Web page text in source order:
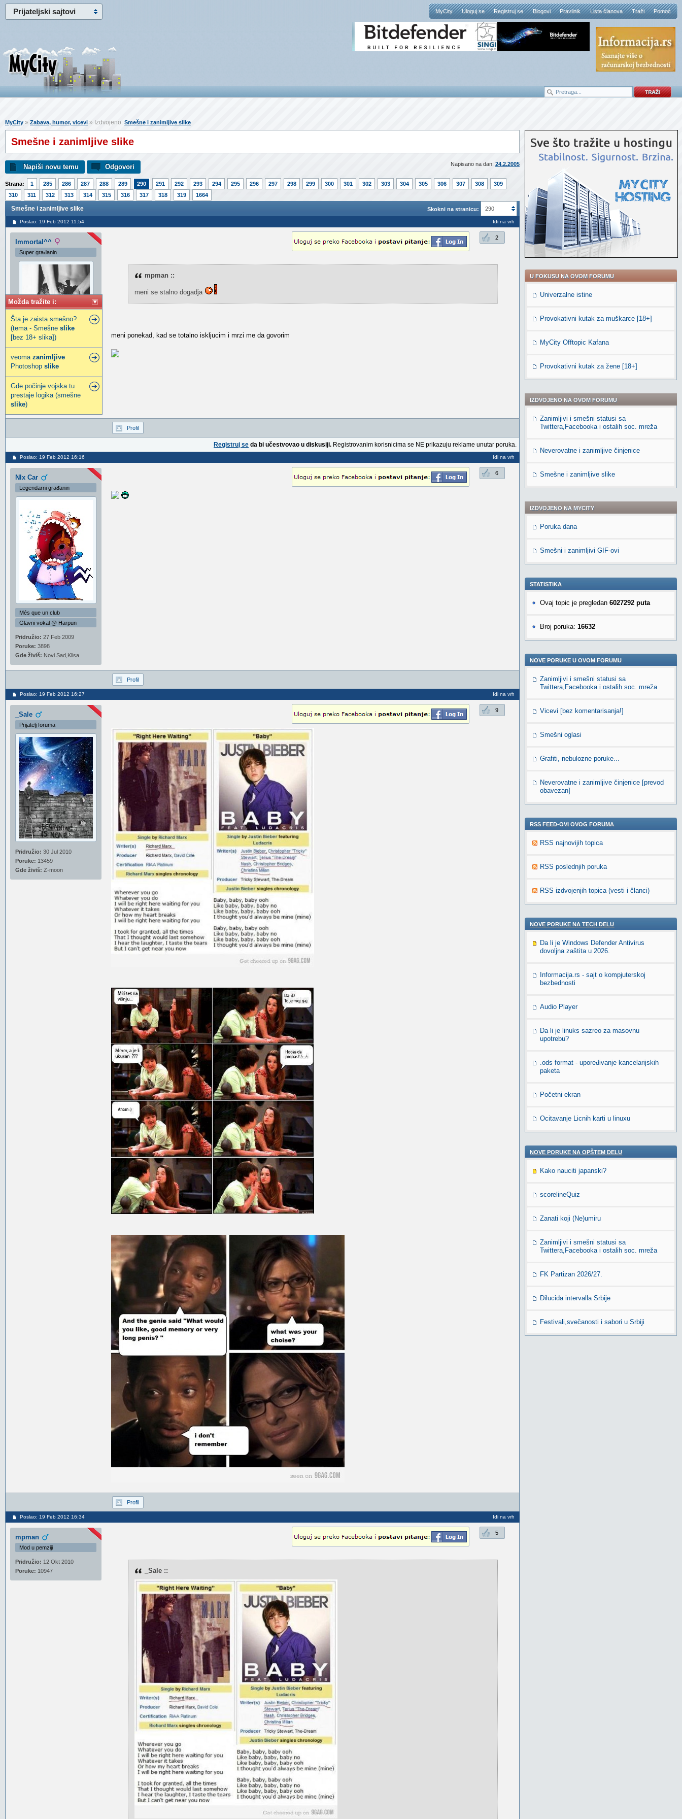
Prijateljski sajtovi MyCity Uloguj se Registruj se Blogovi Pravilnik Lista članova Traži Pomoć
Možda tražite i:
Šta je zaista smešno?
(tema - Smešne slike
[bez 18+ slika])
veoma zanimljive
Photoshop slike
Gde počinje vojska tu
prestaje logika (smešne
slike)
MyCity » Zabava, humor, vicevi » Izdvojeno: Smešne i zanimljive slike
Smešne i zanimljive slike
Napisano na dan: 24.2.2005
Napiši novu temu Odgovori
Strana: 1 285 286 287 288 289 290 291 292 293 294 295 296 297 298 299 300 301 302 303 304 305 306 307 308
309
310
311 312 313 314 315 316 317 318 319 1664
Skokni na stranicu: 290
Smešne i zanimljive slike
Poslao: 19 Feb 2012 11:54 Idi na vrh
Immortal^^
Super građanin
Pridružio:12 Jan 2011
Poruke:1409
Gde živiš:Somewhere in the
middle of nowhere :D
2
mpman ::
meni se stalno dogadja
meni ponekad, kad se totalno iskljucim i mrzi me da govorim
Profil
Registruj se da bi učestvovao u diskusiji. Registrovanim korisnicima se NE prikazuju reklame unutar poruka.
Poslao: 19 Feb 2012 16:16 Idi na vrh
NIx Car
Legendarni građanin
Més que un club
Glavni vokal @ Harpun
Pridružio: 27 Feb 2009
Poruke: 3898
Gde živiš: Novi Sad,Klisa
6
Profil
Poslao: 19 Feb 2012 16:27 Idi na vrh
_Sale
Prijatelj foruma
Pridružio: 30 Jul 2010
Poruke: 13459
Gde živiš: Z-moon
9
Profil
Poslao: 19 Feb 2012 16:34 Idi na vrh
mpman
Mod u pemziji
Pridružio: 12 Okt 2010
Poruke: 10947
5
_Sale ::
U FOKUSU NA OVOM FORUMU
Univerzalne istine
Provokativni kutak za muškarce [18+]
MyCity Offtopic Kafana
Provokativni kutak za žene [18+]
IZDVOJENO NA OVOM FORUMU
Zanimljivi i smešni statusi sa
Twittera,Facebooka i ostalih soc. mreža
Neverovatne i zanimljive činjenice
Smešne i zanimljive slike
IZDVOJENO NA MYCITY
Poruka dana
Smešni i zanimljivi GIF-ovi
STATISTIKA
Ovaj topic je pregledan 6027292 puta
Broj poruka: 16632
NOVE PORUKE U OVOM FORUMU
Zanimljivi i smešni statusi sa
Twittera,Facebooka i ostalih soc. mreža
Vicevi [bez komentarisanja!]
Smešni oglasi
Grafiti, nebulozne poruke...
Neverovatne i zanimljive činjenice [prevod
obavezan]
RSS FEED-OVI OVOG FORUMA
RSS najnovijih topica
RSS poslednjih poruka
RSS izdvojenjih topica (vesti i članci)
NOVE PORUKE NA TECH DELU
Da li je Windows Defender Antivirus
dovoljna zaštita u 2026.
Informacija.rs - sajt o kompjuterskoj
bezbednosti
Audio Player
Da li je linuks sazreo za masovnu
upotrebu?
.ods format - upoređivanje kancelarijskih
paketa
Početni ekran
Ocitavanje Licnih karti u linuxu
NOVE PORUKE NA OPŠTEM DELU
Kako nauciti japanski?
scorelineQuiz
Zanati koji (Ne)umiru
Zanimljivi i smešni statusi sa
Twittera,Facebooka i ostalih soc. mreža
FK Partizan 2026/27.
Dilucida intervalla Srbije
Festivali,svečanosti i sabori u Srbiji